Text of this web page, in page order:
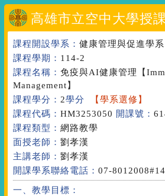
高雄市立空中大學授
課程開設學系： 健康管理與促進學系
課程學期： 114-2
課程名稱： 免疫與AI健康管理
【
Management】
課程學分： 2學分
【學系選修】
課程代碼： HM3253050 開課號：
課程類型： 網路教學
面授老師： 劉孝漢
主講老師： 劉孝漢
開課學系聯絡電話： 07-
一、教學目標：